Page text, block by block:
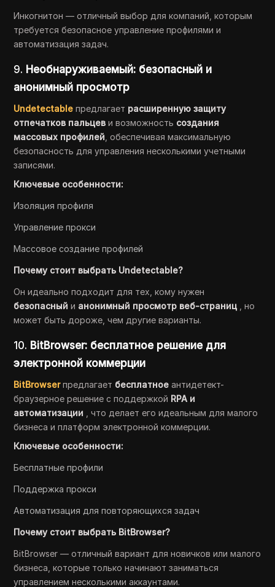
Инкогнитон — отличный выбор для компаний, которым
требуется безопасное управление профилями и
автоматизация задач.
9. Необнаруживаемый: безопасный и
анонимный просмотр
Undetectable предлагает расширенную защиту
отпечатков пальцев и возможность создания
массовых профилей , обеспечивая максимальную
безопасность для управления несколькими учетными
записями.
Ключевые особенности:
Изоляция профиля
Управление прокси
Массовое создание профилей
Почему стоит выбрать Undetectable?
Он идеально подходит для тех, кому нужен
безопасный и анонимный просмотр веб-страниц , но
может быть дороже, чем другие варианты.
10. BitBrowser: бесплатное решение для
электронной коммерции
BitBrowserпредлагает бесплатное антидетект-
браузерное решение с поддержкой RPA и
автоматизации , что делает его идеальным для малого
бизнеса и платформ электронной коммерции.
Ключевые особенности:
Бесплатные профили
Поддержка прокси
Автоматизация для повторяющихся задач
Почему стоит выбрать BitBrowser?
BitBrowser — отличный вариант для новичков или малого
бизнеса, которые только начинают заниматься
управлением несколькими аккаунтами.